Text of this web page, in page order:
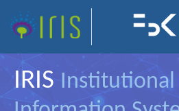
IRIS Institutional